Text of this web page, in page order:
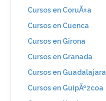
Cursos en CoruÃ±a
Cursos en Cuenca
Cursos en Girona
Cursos en Granada
Cursos en Guadalajara
Cursos en GuipÃºzcoa